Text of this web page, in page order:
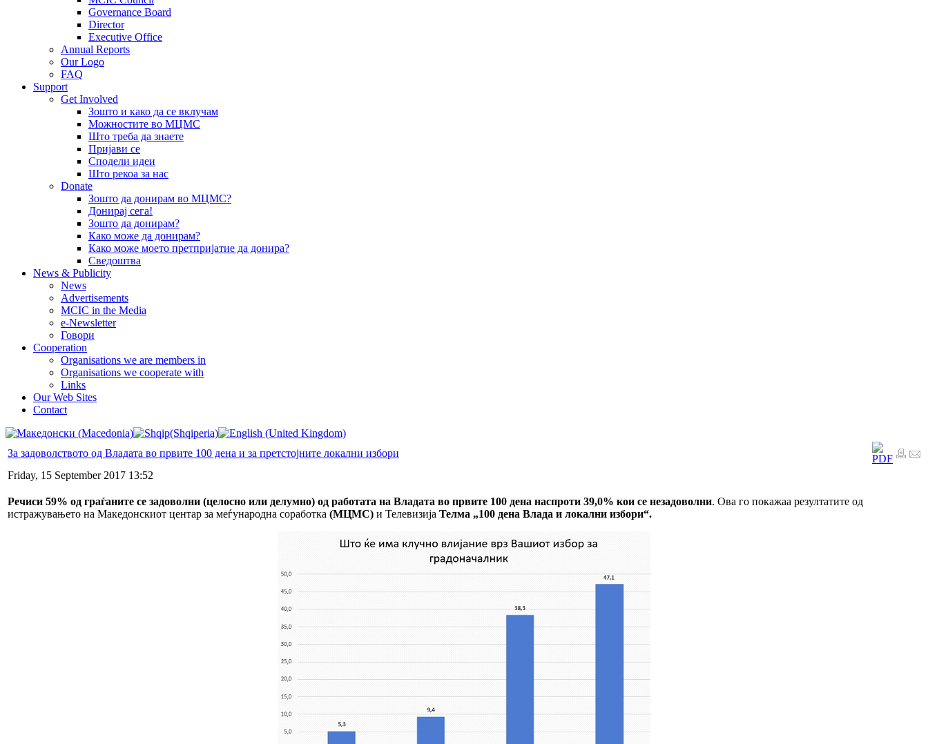
Governance Board
Director
Executive Office
Annual Reports
Our Logo
FAQ
Support
Get Involved
Зошто и како да се вклучам
Можностите во МЦМС
Што треба да знаете
Пријави се
Сподели идеи
Што рекоа за нас
Donate
Зошто да донирам во МЦМС?
Донирај сега!
Зошто да донирам?
Како може да донирам?
Како може моето претпријатие да донира?
Сведоштва
News & Publicity
News
Advertisements
MCIC in the Media
e-Newsletter
Говори
Cooperation
Organisations we are members in
Organisations we cooperate with
Links
Our Web Sites
Contact
За задоволството од Владата во првите 100 дена и за претстојните локални избори
Friday, 15 September 2017 13:52
Речиси 59% од граѓаните се задоволни (целосно или делумно) од работата на Владата во првите 100 дена наспроти 39,0% кои се незадоволни. Ова го покажаа резултатите од
истражувањето на Македонскиот центар за меѓународна соработка (МЦМС) и Телевизија Телма „100 дена Влада и локални избори“.